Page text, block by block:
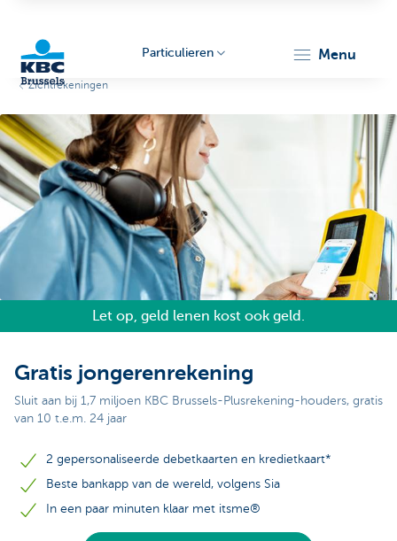
Particulieren menu
Zichtrekeningen
Let op, geld lenen kost ook geld.
Gratis jongerenrekening
Sluit aan bij 1,7 miljoen KBC Brussels-Plusrekening-houders, gratis
van 10 t.e.m. 24 jaar
2 gepersonaliseerde debetkaarten en kredietkaart*
Beste bankapp van de wereld, volgens Sia
In een paar minuten klaar met itsme®